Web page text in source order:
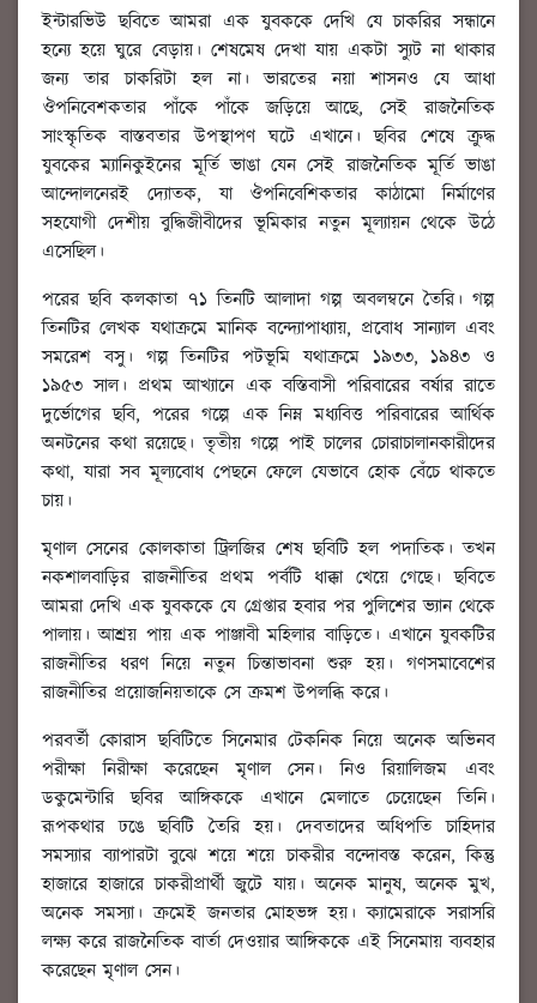
ইন্টারভিউ ছবিতে আমরা এক যুবককে দেখি যে চাকরির সন্ধানে
হন্যে হয়ে ঘুরে বেড়ায়। শেষমেষ দেখা যায় একটা স্যুট না থাকার
জন্য তার চাকরিটা হল না। ভারতের নয়া শাসনও যে আধা
ঔপনিবেশকতার পাঁকে পাঁকে জড়িয়ে আছে, সেই রাজনৈতিক
সাংস্কৃতিক বাস্তবতার উপস্থাপণ ঘটে এখানে। ছবির শেষে ক্রুদ্ধ
যুবকের ম্যানিকুইনের মূর্তি ভাঙা যেন সেই রাজনৈতিক মূর্তি ভাঙা
আন্দোলনেরই দ্যোতক, যা ঔপনিবেশিকতার কাঠামো নির্মাণের
সহযোগী দেশীয় বুদ্ধিজীবীদের ভূমিকার নতুন মূল্যায়ন থেকে উঠে
এসেছিল।
পরের ছবি কলকাতা ৭১ তিনটি আলাদা গল্প অবলম্বনে তৈরি। গল্প
তিনটির লেখক যথাক্রমে মানিক বন্দ্যোপাধ্যায়, প্রবোধ সান্যাল এবং
সমরেশ বসু। গল্প তিনটির পটভূমি যথাক্রমে ১৯৩৩, ১৯৪৩ ও
১৯৫৩ সাল। প্রথম আখ্যানে এক বস্তিবাসী পরিবারের বর্ষার রাতে
দুর্ভোগের ছবি, পরের গল্পে এক নিম্ন মধ্যবিত্ত পরিবারের আর্থিক
অনটনের কথা রয়েছে। তৃতীয় গল্পে পাই চালের চোরাচালানকারীদের
কথা, যারা সব মূল্যবোধ পেছনে ফেলে যেভাবে হোক বেঁচে থাকতে
চায়।
মৃণাল সেনের কোলকাতা ট্রিলজির শেষ ছবিটি হল পদাতিক। তখন
নকশালবাড়ির রাজনীতির প্রথম পর্বটি ধাক্কা খেয়ে গেছে। ছবিতে
আমরা দেখি এক যুবককে যে গ্রেপ্তার হবার পর পুলিশের ভ্যান থেকে
পালায়। আশ্রয় পায় এক পাঞ্জাবী মহিলার বাড়িতে। এখানে যুবকটির
রাজনীতির ধরণ নিয়ে নতুন চিন্তাভাবনা শুরু হয়। গণসমাবেশের
রাজনীতির প্রয়োজনিয়তাকে সে ক্রমশ উপলব্ধি করে।
পরবর্তী কোরাস ছবিটিতে সিনেমার টেকনিক নিয়ে অনেক অভিনব
পরীক্ষা নিরীক্ষা করেছেন মৃণাল সেন। নিও রিয়ালিজম এবং
ডকুমেন্টারি ছবির আঙ্গিককে এখানে মেলাতে চেয়েছেন তিনি।
রূপকথার ঢঙে ছবিটি তৈরি হয়। দেবতাদের অধিপতি চাহিদার
সমস্যার ব্যাপারটা বুঝে শয়ে শয়ে চাকরীর বন্দোবস্ত করেন, কিন্তু
হাজারে হাজারে চাকরীপ্রার্থী জুটে যায়। অনেক মানুষ, অনেক মুখ,
অনেক সমস্যা। ক্রমেই জনতার মোহভঙ্গ হয়। ক্যামেরাকে সরাসরি
লক্ষ্য করে রাজনৈতিক বার্তা দেওয়ার আঙ্গিককে এই সিনেমায় ব্যবহার
করেছেন মৃণাল সেন।